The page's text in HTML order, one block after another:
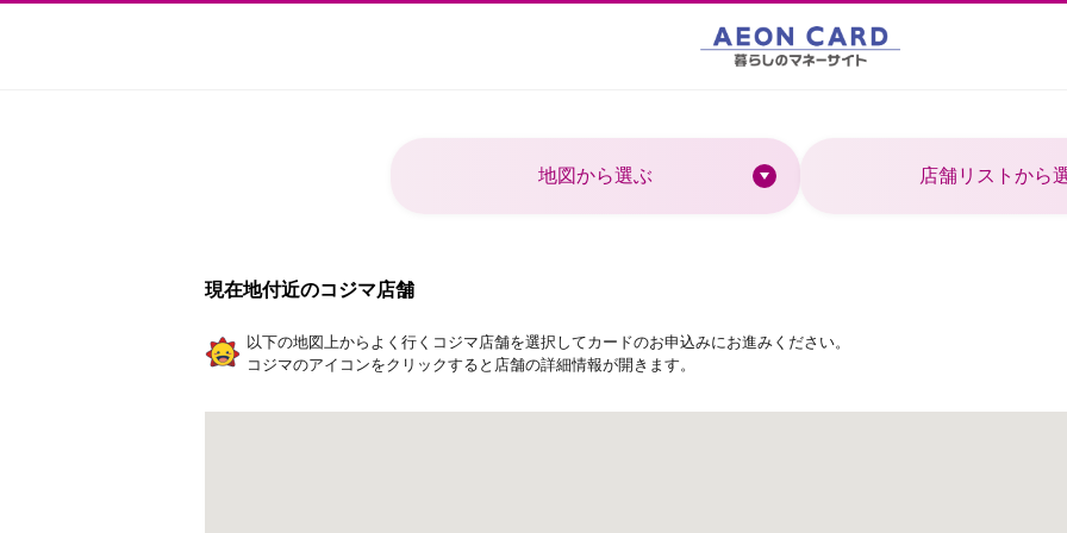
地図から選ぶ 店舗リストから
現在地付近のコジマ店舗
以下の地図上からよく行くコジマ店舗を選択してカードのお申込みにお進みください。
コジマのアイコンをクリックすると店舗の詳細情報が開きます。